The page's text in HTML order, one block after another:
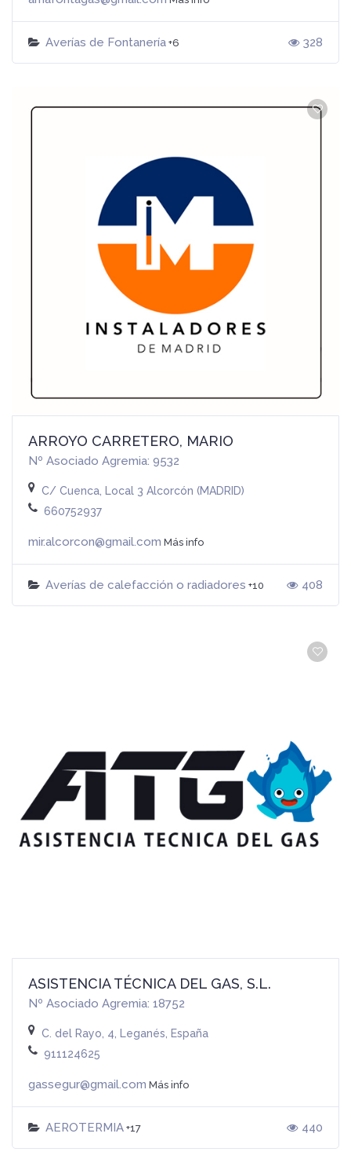
Averías de Fontanería +6 328
ARROYO CARRETERO, MARIO
Nº Asociado Agremia: 9532
C/ Cuenca, Local 3 Alcorcón (MADRID)
660752937
mir.alcorcon@gmail.com Más info
Averías de calefacción o radiadores +10 408
ASISTENCIA TÉCNICA DEL GAS, S.L.
Nº Asociado Agremia: 18752
C. del Rayo, 4, Leganés, España
911124625
gassegur@gmail.com Más info
AEROTERMIA +17 440